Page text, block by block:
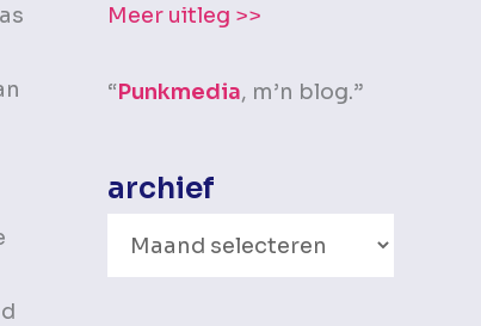
Meer uitleg >>
“Punkmedia, m’n blog.”
archief